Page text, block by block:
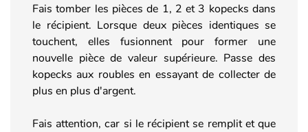
Fais tomber les pièces de 1, 2 et 3 kopecks dans
le récipient. Lorsque deux pièces identiques se
touchent, elles fusionnent pour former une
nouvelle pièce de valeur supérieure. Passe des
kopecks aux roubles en essayant de collecter de
plus en plus d'argent.
Fais attention, car si le récipient se remplit et que